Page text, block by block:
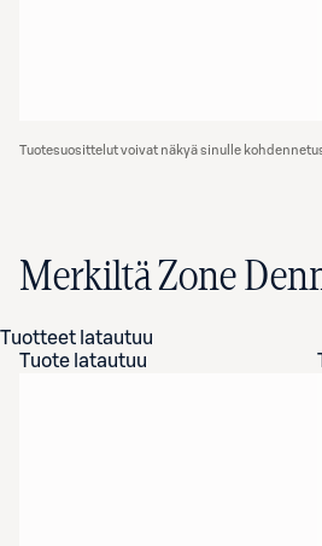
Tuotesuosittelut voivat näkyä sinulle
Merkiltä Zone
Tuotteet latautuu
Tuote latautuu